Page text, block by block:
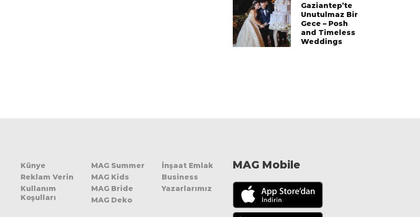
Gaziantep’te
Unutulmaz Bir
Gece – Posh
and Timeless
Weddings
Künye
Reklam Verin
Kullanım
Koşulları
MAG Summer
MAG Kids
MAG Bride
MAG Deko
İnşaat Emlak
Business
Yazarlarımız
MAG Mobile